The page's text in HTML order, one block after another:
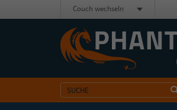
Couch wechseln